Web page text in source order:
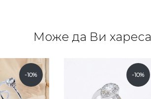
Може да Ви
-10% -10%